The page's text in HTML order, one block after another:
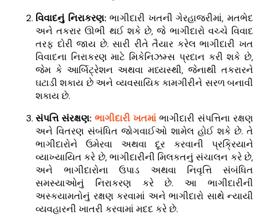
વિવાદનું નિરાકરણ: ભાગીદારી ખતની ગેરહાજરીમાં, મતભેદ
અને તકરાર ઊભી થઈ શકે છે, જે ભાગીદારો વચ્ચે વિવાદ
તરફ દોરી જાય છે. સારી રીતે તૈયાર કરેલ ભાગીદારી ખત
વિવાદના નિરાકરણ માટે મિકેનિઝમ્સ પ્રદાન કરી શકે છે,
જેમ કે આર્બિટ્રેશન અથવા મધ્યસ્થી, જેનાથી તકરારને
ઘટાડી શકાય છે અને વ્યવસાયિક કામગીરીને સરળ બનાવી
શકાય છે.
સંપત્તિ સંરક્ષણ: ભાગીદારી ખતમાં ભાગીદારી સંપત્તિના રક્ષણ
અને વિતરણ સંબંધિત જોગવાઈઓ શામેલ હોઈ શકે છે. તે
ભાગીદારોને ઉમેરવા અથવા દૂર કરવાની પ્રક્રિયાને
વ્યાખ્યાયિત કરે છે, ભાગીદારીની મિલકતનું સંચાલન કરે છે,
અને ભાગીદારોના ઉપાડ અથવા નિવૃત્તિ સંબંધિત
સમસ્યાઓનું નિરાકરણ કરે છે. આ ભાગીદારીની
અસ્કયામતોનું રક્ષણ કરવામાં અને ભાગીદારો સાથે ન્યાયી
વ્યવહારની ખાતરી કરવામાં મદદ કરે છે.